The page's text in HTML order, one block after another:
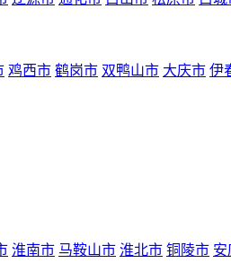
鸡西市 鹤岗市 双鸭山市 大庆市 伊
淮南市 马鞍山市 淮北市 铜陵市 安